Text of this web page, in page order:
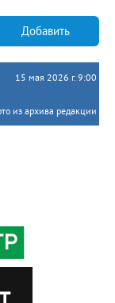
Добавить
15 мая 2026 г. 9:00
из архива редакции